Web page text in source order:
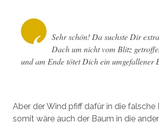
Sehr schön! Da suchste Dir
Dach um nicht vom Blitz
und am Ende tötet Dich ein umgefallener
Aber der Wind pfiff dafür in die falsche
somit wäre auch der Baum in die